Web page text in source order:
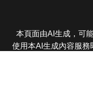
本頁面由AI生成，可
使用本AI生成內容服